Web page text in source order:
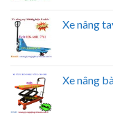
Xe nâng
Xe nâng